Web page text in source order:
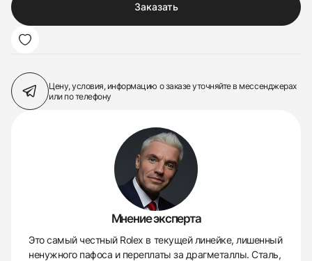
Заказать
Цену, условия, информацию о заказеуточняйте в мессенджерах
или по телефону
Мнение эксперта
Это самый честный Rolex в текущей линейке, лишенный
ненужного пафоса и переплаты за драгметаллы. Сталь,